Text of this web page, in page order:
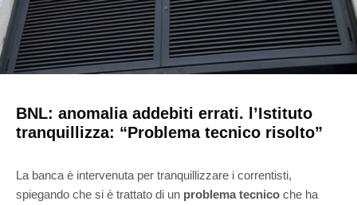
BNL: anomalia addebiti errati. l’Istituto
tranquillizza: “Problema tecnico risolto”
La banca è intervenuta per tranquillizzare i correntisti,
spiegando che si è trattato di un problema tecnico che ha